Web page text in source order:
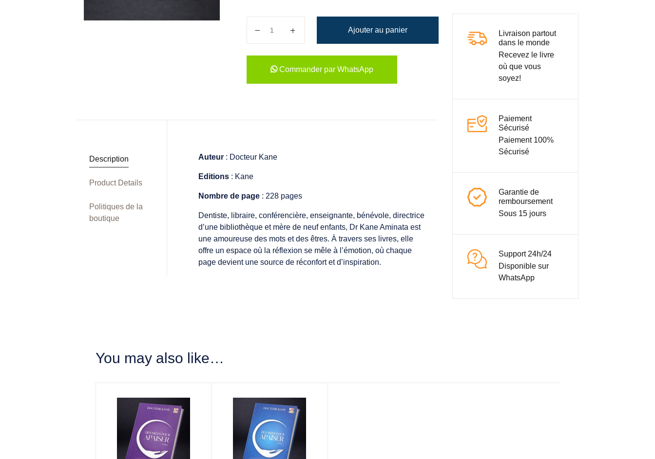
Ajouter au panier
Commander par WhatsApp
Description
Product Details
Politiques de la
boutique
Auteur : Docteur Kane
Editions : Kane
Nombre de page : 228 pages
Dentiste, libraire, conférencière, enseignante, bénévole, directrice
d’une bibliothèque et mère de neuf enfants, Dr Kane Aminata est
une amoureuse des mots et des êtres. À travers ses livres, elle
offre un espace où la réflexion se mêle à l’émotion, où chaque
page devient une source de réconfort et d’inspiration.
Livraison partout
dans le monde
Recevez le livre
où que vous
soyez!
Paiement
Sécurisé
Paiement 100%
Sécurisé
Garantie de
remboursement
Sous 15 jours
Support 24h/24
Disponible sur
WhatsApp
You may also like…